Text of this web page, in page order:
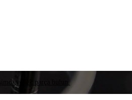
yedek parça bulun.